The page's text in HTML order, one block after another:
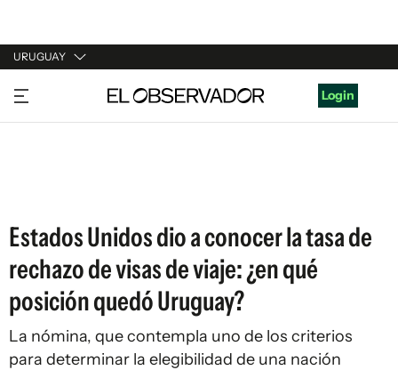
URUGUAY
URUGUAY
ARGENTINA
Login
Estados Unidos dio a conocer la tasa de
rechazo de visas de viaje: ¿en qué
posición quedó Uruguay?
La nómina, que contempla uno de los criterios
para determinar la elegibilidad de una nación